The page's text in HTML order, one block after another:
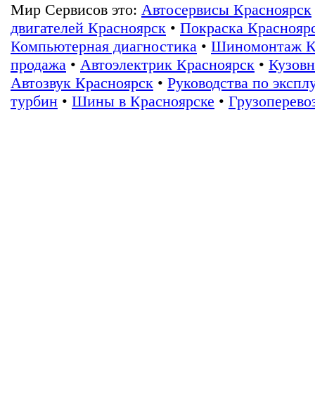
Мир Сервисов это: Автосервисы Красноярск
двигателей Красноярск • Покраска
Компьютерная диагностика • Шиномонтаж
продажа • Автоэлектрик Красноярск •
Автозвук Красноярск • Руководства по
турбин • Шины в Красноярске •